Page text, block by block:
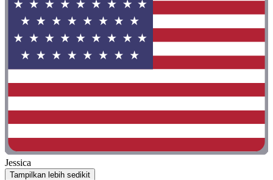
Jessica
Tampilkan lebih sedikit